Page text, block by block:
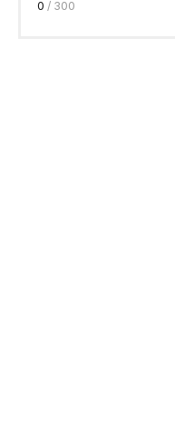
0 / 300